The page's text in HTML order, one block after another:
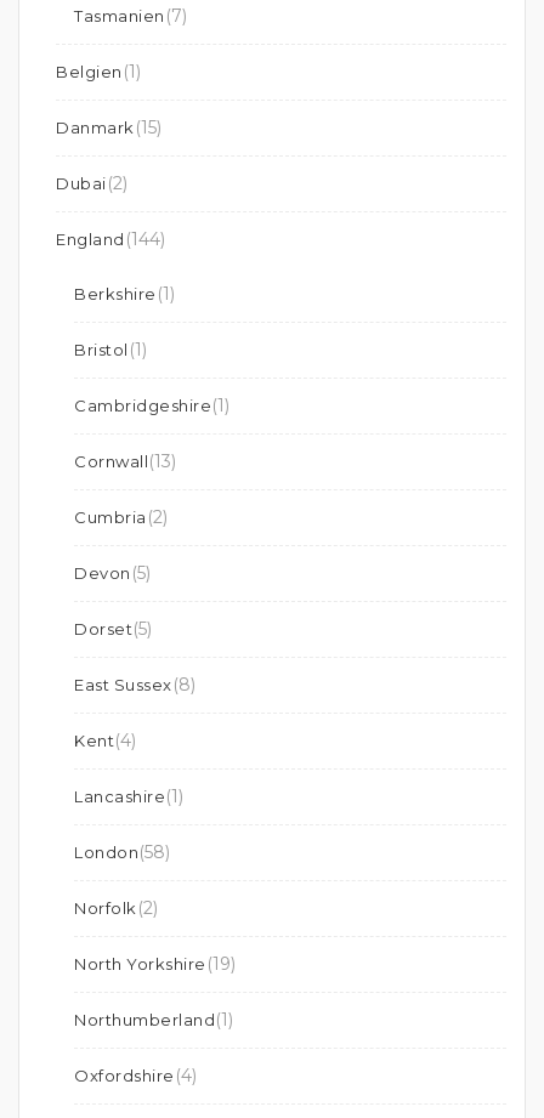
Tasmanien (7)
Belgien (1)
Danmark (15)
Dubai(2)
England (144)
Berkshire (1)
Bristol (1)
Cambridgeshire(1)
Cornwall(13)
Cumbria (2)
Devon (5)
Dorset(5)
East Sussex(8)
Kent(4)
Lancashire(1)
London(58)
Norfolk (2)
North Yorkshire (19)
Northumberland(1)
Oxfordshire (4)